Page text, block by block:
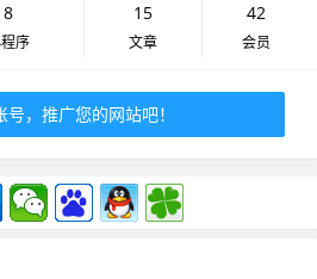
8
序
15
文章
42
会员
，推广您的网站吧！